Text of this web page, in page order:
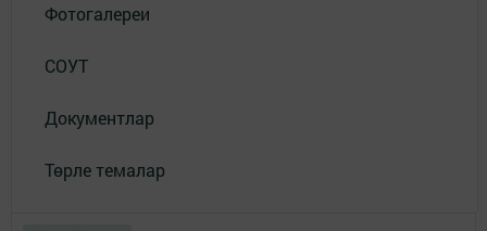
Фотогалереи
СОУТ
Документлар
Төрле темалар